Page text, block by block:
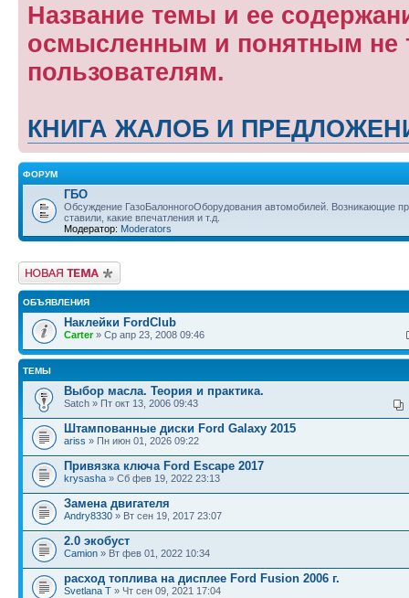
Название темы и ее
осмысленным и понятным не
пользователям.
КНИГА ЖАЛОБ И
ФОРУМ
ГБО
Обсуждение ГазоБалонногоОборудования автомобилей. Возникающие
ставили, какие впечатления и т.д.
Модератор: Moderators
Новая тема
ОБЪЯВЛЕНИЯ
Наклейки FordClub
Carter» Ср апр 23, 2008 09:46
ТЕМЫ
Выбор масла. Теория и практика.
Satch » Пт окт 13, 2006 09:43
Штампованные диски Ford Galaxy 2015
ariss » Пн июн 01, 2026 09:22
Привязка ключа Ford Escape 2017
krysasha » Сб фев 19, 2022 23:13
Замена двигателя
Andry8330 » Вт сен 19, 2017 23:07
2.0 экобуст
Camion » Вт фев 01, 2022 10:34
расход топлива на дисплее Ford Fusion 2006 г.
Svetlana T » Чт сен 09, 2021 17:04